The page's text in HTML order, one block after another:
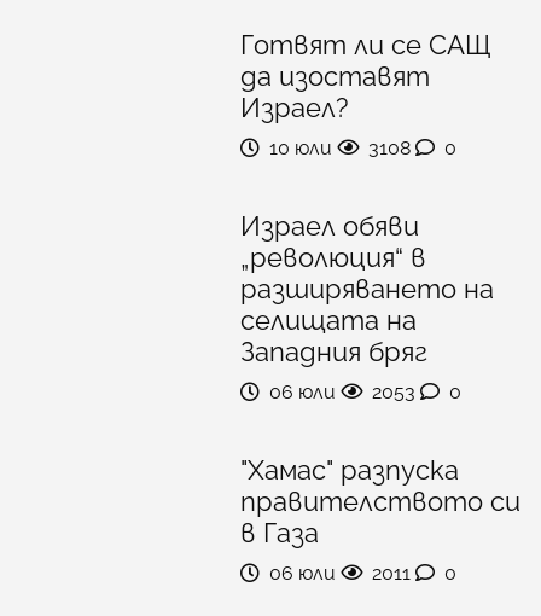
Готвят ли се САЩ
да изоставят
Израел?
10 юли 3108 0
Израел обяви
„революция“ в
разширяването на
селищата на
Западния бряг
06 юли 2053 0
"Хамас" разпуска
правителството си
в Газа
06 юли 2011 0